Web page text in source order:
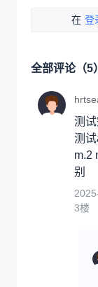
在 登
全部评论（5）
测
测
m.2
别
3楼